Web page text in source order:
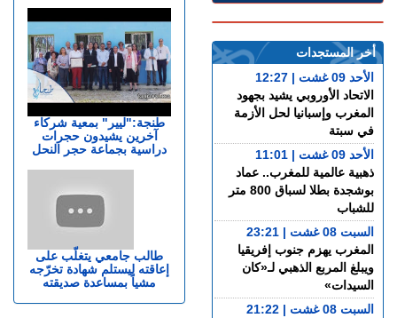
طنجة:"ليير" بمعية شركاء
آخرين يشيدون حجرات
دراسية بجماعة حجر النحل
طالب جامعي يتغلّب على
إعاقته ليستلم شهادة تخرّجه
مشياً بمساعدة صديقته
أخر المستجدات
الأحد 09 غشت | 12:27
الاتحاد الأوروبي يشيد بجهود
المغرب وإسبانيا لحل الأزمة
في سبتة
الأحد 09 غشت | 11:01
ذهبية عالمية للمغرب.. عماد
بوشجدة بطلا لسباق 800 متر
للشباب
السبت 08 غشت | 23:21
المغرب يهزم جنوب إفريقيا
ويبلغ المربع الذهبي لـ«كان
السيدات»
السبت 08 غشت | 21:22